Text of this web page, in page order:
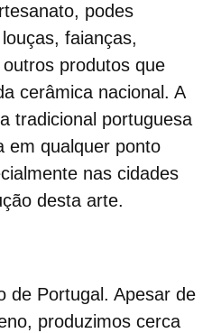
podes
faianças,
produtos que
cerâmica nacional. A
tradicional portuguesa
em qualquer ponto
nas cidades
desta arte.
de Portugal. Apesar de
produzimos cerca